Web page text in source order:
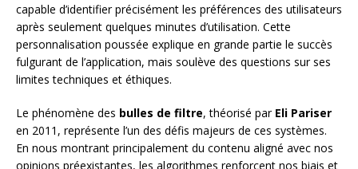
capable d’identifier précisément les préférences des utilisateurs
après seulement quelques minutes d’utilisation. Cette
personnalisation poussée explique en grande partie le succès
fulgurant de l’application, mais soulève des questions sur ses
limites techniques et éthiques.
Le phénomène des bulles de filtre, théorisé par Eli Pariser
en 2011, représente l’un des défis majeurs de ces systèmes.
En nous montrant principalement du contenu aligné avec nos
opinions préexistantes, les algorithmes renforcent nos biais et